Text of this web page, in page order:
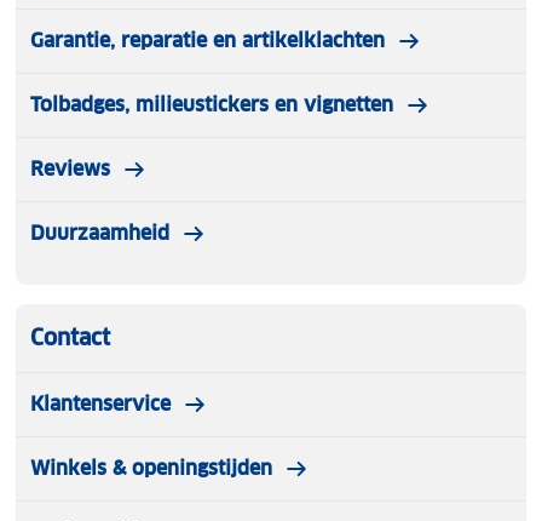
Garantie, reparatie en artikelklachten
Tolbadges, milieustickers en vignetten
Reviews
Duurzaamheid
Contact
Klantenservice
Winkels & openingstijden